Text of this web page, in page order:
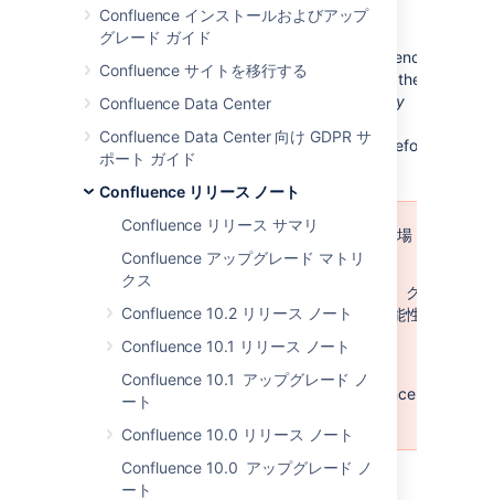
Confluence インストールおよびアップ
グレード ガイド
Confluence サイトを移行する
Confluence Data Center
Confluence Data Center 向け GDPR サ
ポート ガイド
Confluence リリース ノート
Confluence リリース サマリ
Confluence アップグレード マトリ
クス
Confluence 10.2 リリース ノート
Confluence 10.1 リリース ノート
Confluence 10.1 アップグレード ノ
ート
Confluence 10.0 リリース ノート
Confluence 10.0 アップグレード ノ
ート
Release Notices
Upgrading from a previous version of Confluence
should be fairly straightforward. Please read the
Confluence 5.7.5 Upgrade Notes
strongly
confluence.homedirectory and database before
upgrading.
Confluence Data Center をお使いの場
合
Confluence Data Center 5.7.5 には、ク
ラスターの安定性に影響を与える可能性
のある既知の問題が含まれています。
We strongly recommend only
installing, or upgrading to, Confluence